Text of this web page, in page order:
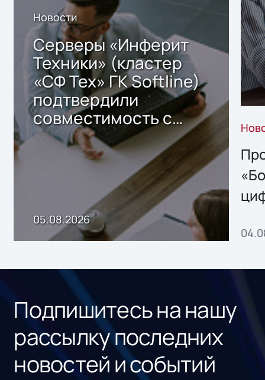
Новости
Серверы «Инферит
Техники» (кластер
«СФ Тех» ГК Softline)
подтвердили
совместимость с
решением Sharx
Storage 2.x для
хранения данных
05.08.2026
Подпишитесь на нашу
рассылку последних
новостей и событий